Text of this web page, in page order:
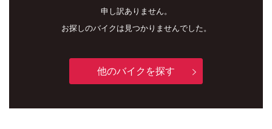
申し訳ありません。
お探しのバイクは見つかりませんでした。
他のバイクを探す